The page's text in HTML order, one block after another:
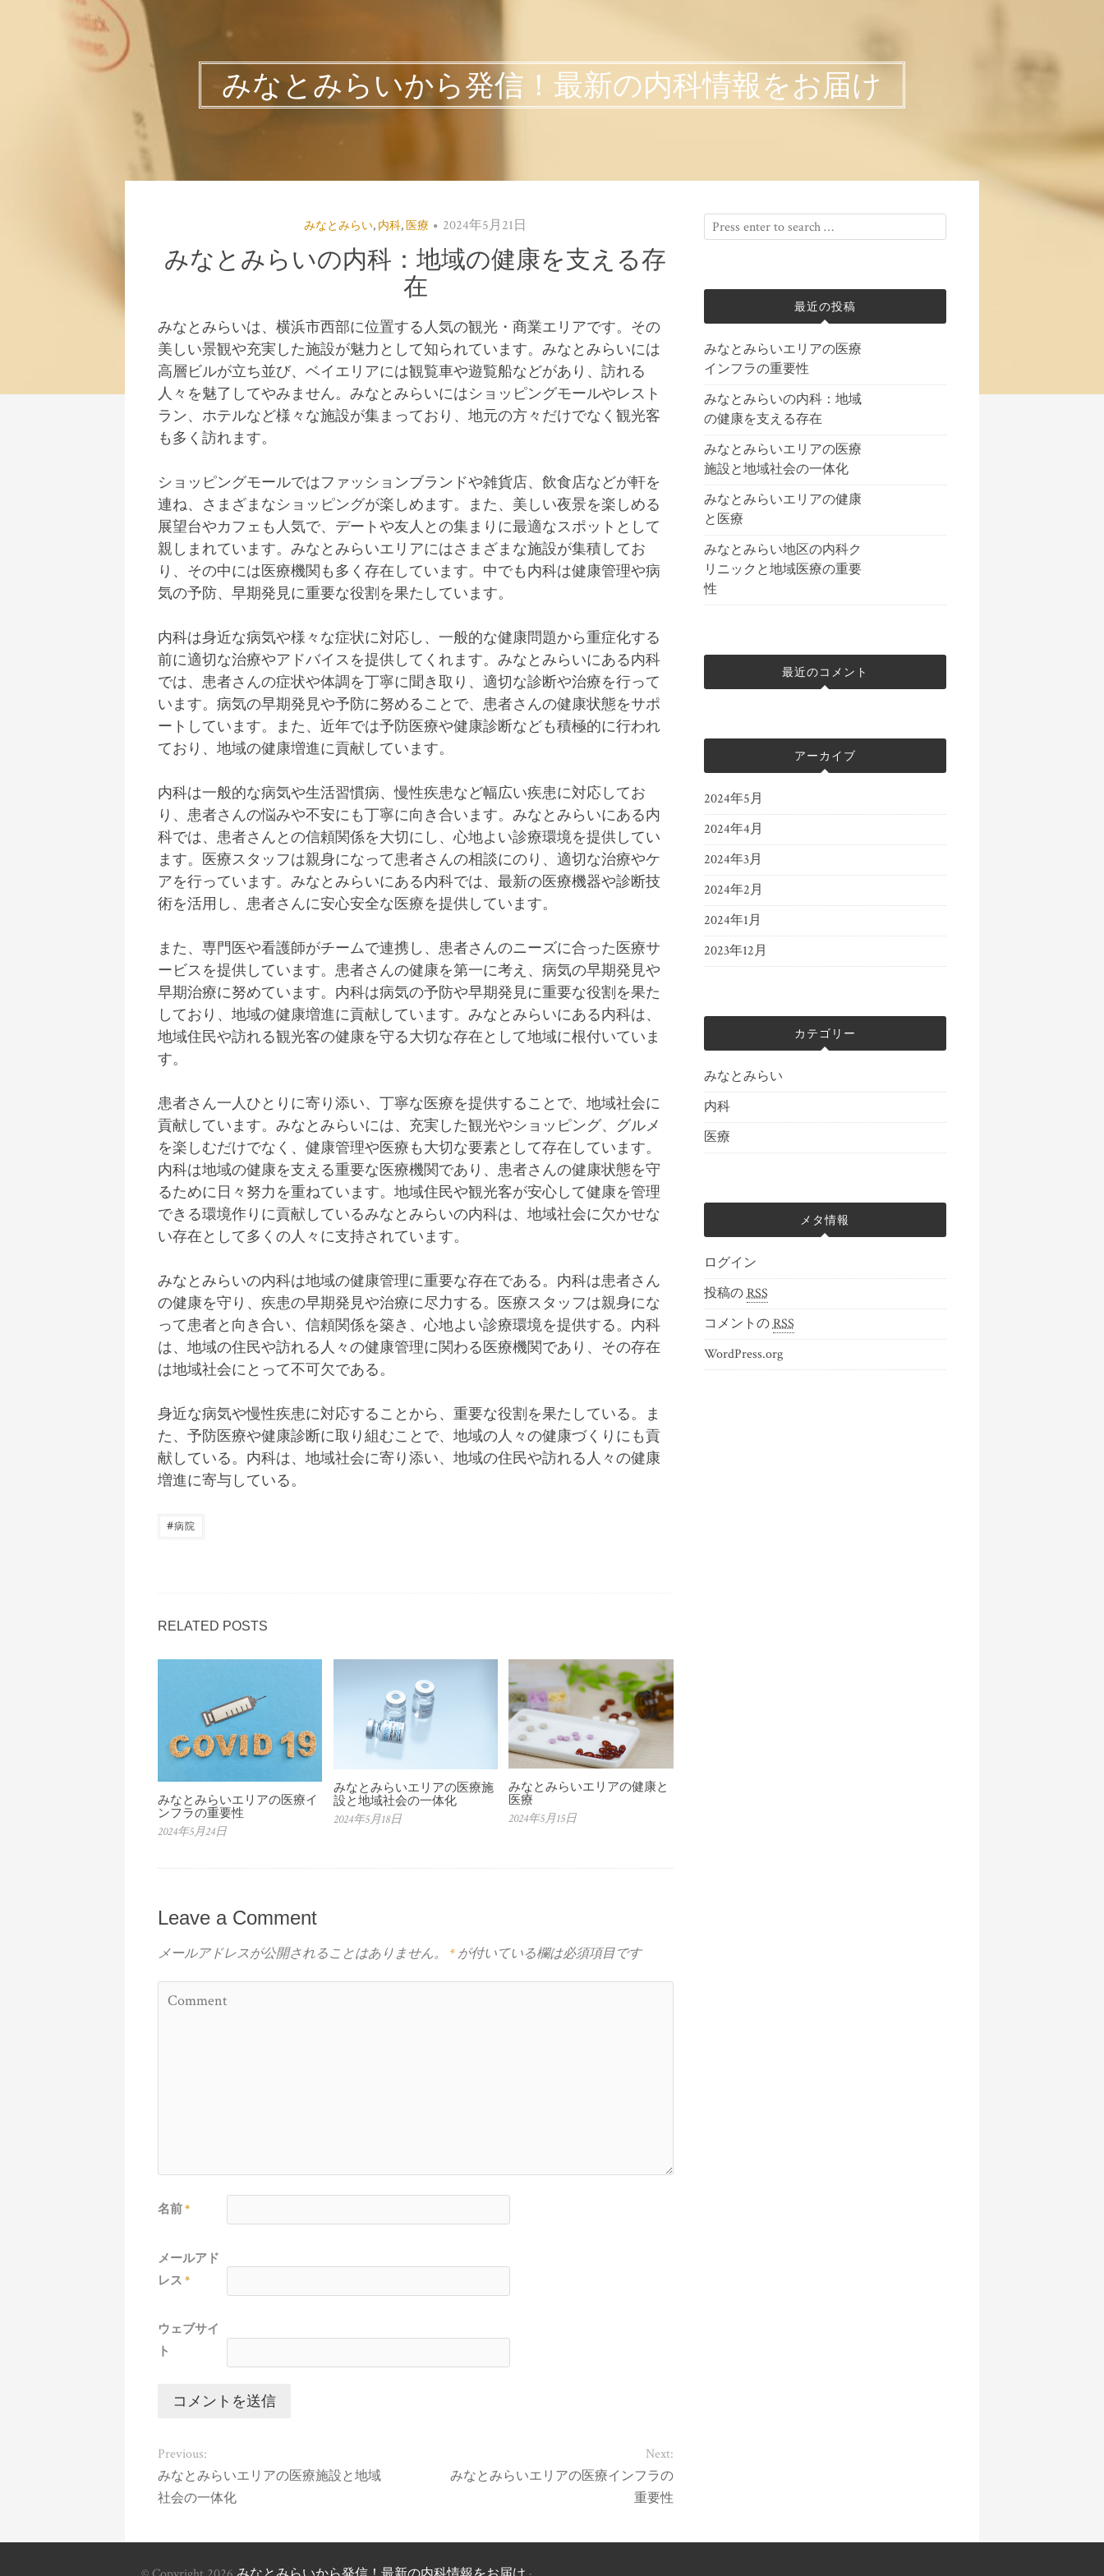
みなとみらいから発信！最新の内科情報をお届け
みなとみらい, 内科, 医療 2024年5月21日
みなとみらいの内科：地域の健康を支える存
在
みなとみらいは、横浜市西部に位置する人気の観光・商業エリアです。 その
美しい景観や充実した施設が魅力として知られています。みなとみらいには
高層ビルが立ち並び、ベイエリアには観覧車や遊覧船などがあり、訪れる
人々を魅了してやみません。みなとみらいにはショッピングモールやレスト
ラン、ホテルなど様々な施設が集まっており、地元の方々だけでなく観光客
も多く訪れます。
ショッピングモールではファッションブランドや雑貨店、飲食店などが軒を
連ね、さまざまなショッピングが楽しめます。また、美しい夜景を楽しめる
展望台やカフェも人気で、デートや友人との集まりに最適なスポットとして
親しまれています。みなとみらいエリアにはさまざまな施設が集積してお
り、その中には医療機関も多く存在しています。中でも内科は健康管理や病
気の予防、早期発見に重要な役割を果たしています。
内科は身近な病気や様々な症状に対応し、一般的な健康問題から重症化する
前に適切な治療やアドバイスを提供してくれます。みなとみらいにある内科
では、患者さんの症状や体調を丁寧に聞き取り、適切な診断や治療を行って
います。病気の早期発見や予防に努めることで、患者さんの健康状態をサポ
ートしています。また、近年では予防医療や健康診断なども積極的に行われ
ており、地域の健康増進に貢献しています。
内科は一般的な病気や生活習慣病、慢性疾患など幅広い疾患に対応してお
り、患者さんの悩みや不安にも丁寧に向き合います。みなとみらいにある内
科では、患者さんとの信頼関係を大切にし、心地よい診療環境を提供してい
ます。医療スタッフは親身になって患者さんの相談にのり、適切な治療やケ
アを行っています。みなとみらいにある内科では、最新の医療機器や診断技
術を活用し、患者さんに安心安全な医療を提供しています。
また、専門医や看護師がチームで連携し、患者さんのニーズに合った医療サ
ービスを提供しています。患者さんの健康を第一に考え、病気の早期発見や
早期治療に努めています。内科は病気の予防や早期発見に重要な役割を果た
しており、地域の健康増進に貢献しています。みなとみらいにある内科は、
地域住民や訪れる観光客の健康を守る大切な存在として地域に根付いていま
す。
患者さん一人ひとりに寄り添い、丁寧な医療を提供することで、地域社会に
貢献しています。みなとみらいには、充実した観光やショッピング、グルメ
を楽しむだけでなく、健康管理や医療も大切な要素として存在しています。
内科は地域の健康を支える重要な医療機関であり、患者さんの健康状態を守
るために日々努力を重ねています。地域住民や観光客が安心して健康を管理
できる環境作りに貢献しているみなとみらいの内科は、地域社会に欠かせな
い存在として多くの人々に支持されています。
みなとみらいの内科は地域の健康管理に重要な存在である。内科は患者さん
の健康を守り、疾患の早期発見や治療に尽力する。医療スタッフは親身にな
って患者と向き合い、信頼関係を築き、心地よい診療環境を提供する。内科
は、地域の住民や訪れる人々の健康管理に関わる医療機関であり、その存在
は地域社会にとって不可欠である。
身近な病気や慢性疾患に対応することから、重要な役割を果たしている。ま
た、予防医療や健康診断に取り組むことで、地域の人々の健康づくりにも貢
献している。内科は、地域社会に寄り添い、地域の住民や訪れる人々の健康
増進に寄与している。
#病院
RELATED POSTS
みなとみらいエリアの医療イ
ンフラの重要性
2024年5月24日
みなとみらいエリアの医療施
設と地域社会の一体化
2024年5月18日
みなとみらいエリアの健康と
医療
2024年5月15日
Leave a Comment
メールアドレスが公開されることはありません。 *が付いている欄は必須項目です
名前*
メールアド
レス *
ウェブサイ
ト
Previous:
みなとみらいエリアの医療施設と地域
社会の一体化
Next:
みなとみらいエリアの医療インフラの
重要性
最近の投稿
みなとみらいエリアの医療
インフラの重要性
みなとみらいの内科：地域
の健康を支える存在
みなとみらいエリアの医療
施設と地域社会の一体化
みなとみらいエリアの健康
と医療
みなとみらい地区の内科ク
リニックと地域医療の重要
性
最近のコメント
アーカイブ
2024年5月
2024年4月
2024年3月
2024年2月
2024年1月
2023年12月
カテゴリー
みなとみらい
内科
医療
メタ情報
ログイン
投稿のRSS
コメントのRSS
WordPress.org